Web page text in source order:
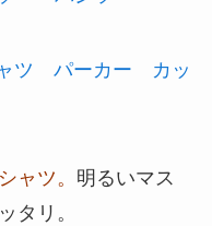
ャツ パーカー カッ
ャツ。 明るいマス
タリ。